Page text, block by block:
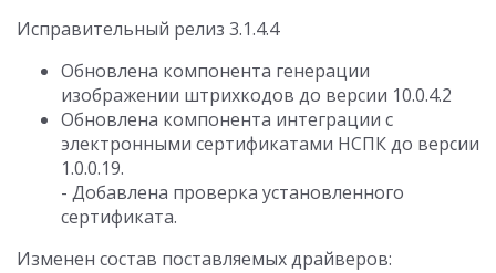
Исправительный релиз 3.1.4.4
Обновлена компонента генерации
изображении штрихкодов до версии 10.0.4.2
Обновлена компонента интеграции с
электронными сертификатами НСПК до версии
1.0.0.19.
- Добавлена проверка установленного
сертификата.
Изменен состав поставляемых драйверов: